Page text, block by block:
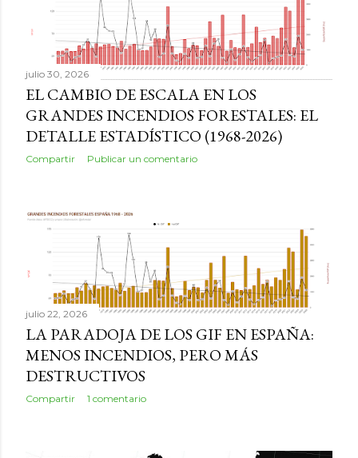
julio 30, 2026
EL CAMBIO DE ESCALA EN LOS
GRANDES INCENDIOS FORESTALES: EL
DETALLE ESTADÍSTICO (1968-2026)
Compartir Publicar un comentario
julio 22, 2026
LA PARADOJA DE LOS GIF EN ESPAÑA:
MENOS INCENDIOS, PERO MÁS
DESTRUCTIVOS
Compartir 1 comentario